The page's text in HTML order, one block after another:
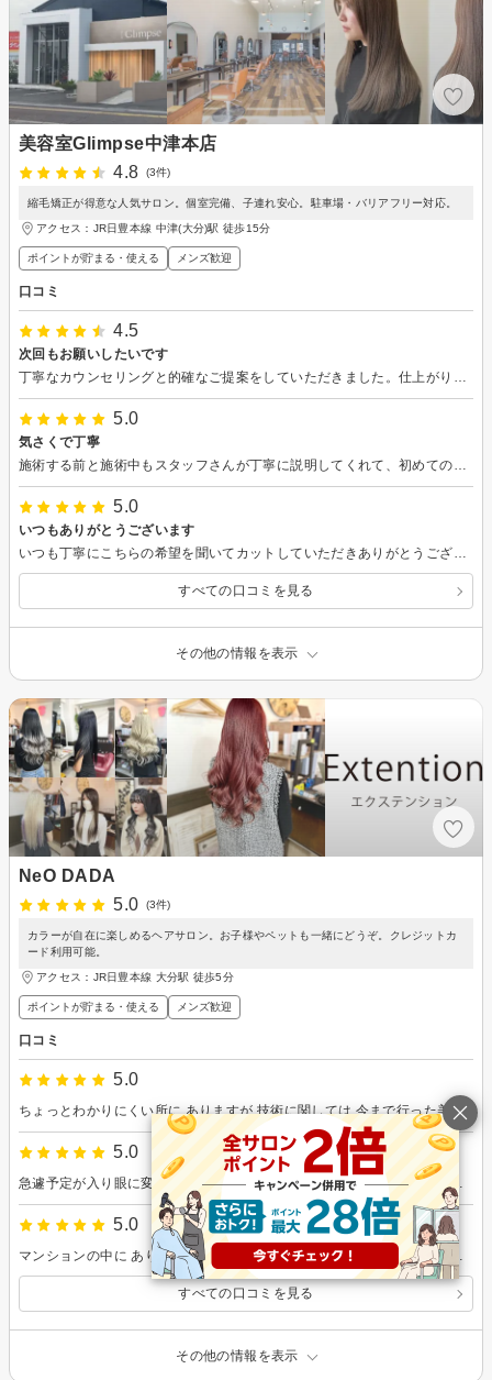
美容室Glimpse中津本店
4.8
(3件)
縮毛矯正が得意な人気サロン。個室完備、子連れ安心。駐車場・バリアフリー対応。
アクセス：JR日豊本線 中津(大分)駅 徒歩15分
ポイントが貯まる・使える メンズ歓迎
口コミ
4.5
次回もお願いしたいです
丁寧なカウンセリングと的確なご提案をしていただきました。仕上がりも良く、毎日のスタイリングもスムーズで助かっています。
5.0
気さくで丁寧
施術する前と施術中もスタッフさんが丁寧に説明してくれて、初めての来店でも安心できました。店内も清潔感があってお洒落でした。
5.0
いつもありがとうございます
いつも丁寧にこちらの希望を聞いてカットしていただきありがとうございます。 久しぶりのトリートメントで髪も気分もリフレッシュできました。 新年を気持ちよく迎えられそうです。
すべての口コミを見る
その他の情報を表示
NeO DADA
5.0
(3件)
カラーが自在に楽しめるヘアサロン。お子様やペットも一緒にどうぞ。クレジットカ
ード利用可能。
アクセス：JR日豊本線 大分駅 徒歩5分
ポイントが貯まる・使える メンズ歓迎
口コミ
5.0
ちょっとわかりにくい所に ありますが 技術に関しては 今まで行った美容室で 一番です なかなか プライベートの事情で3ヶ月周期とか しかいけませんが 次回は 来月前髪カットとトリートメントで是非 行きます
5.0
急遽予定が入り眼に変更しましたが 対応して 頂き助かりました。 地毛が明るい方なので 今回も地毛より少しだけ暗くしますが 今回のカラー カットも気に入ってます。
5.0
マンションの中に あり入口に看板とか がなかったので わかりにくい所以外は 全て満足しています。 大分に居る間は 行きつけにします。
すべての口コミを見る
その他の情報を表示